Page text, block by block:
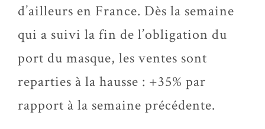
d’ailleurs en France. Dès la semaine
qui a suivi la fin de l’obligation du
port du masque, les ventes sont
reparties à la hausse : +35% par
rapport à la semaine précédente.